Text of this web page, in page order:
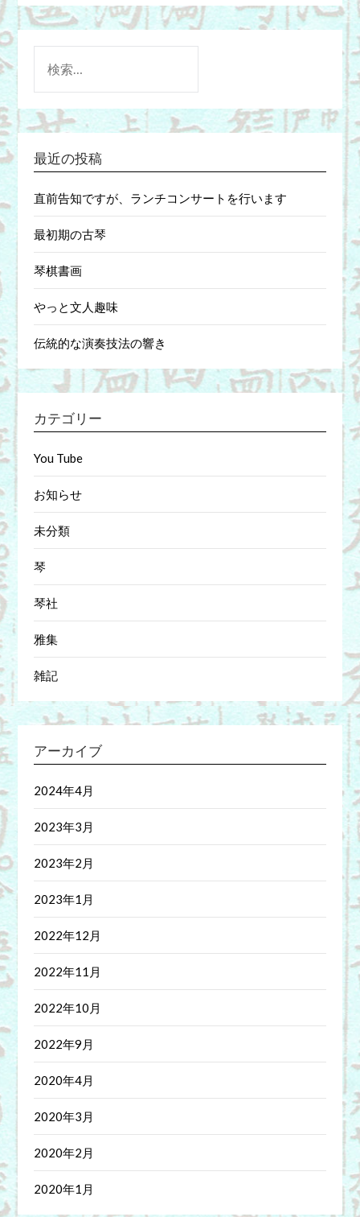
索:
最近の投稿
直前告知ですが、ランチコンサートを行います
最初期の古琴
琴棋書画
やっと文人趣味
伝統的な演奏技法の響き
カテゴリー
You Tube
お知らせ
未分類
琴
琴社
雅集
雑記
アーカイブ
2024年4月
2023年3月
2023年2月
2023年1月
2022年12月
2022年11月
2022年10月
2022年9月
2020年4月
2020年3月
2020年2月
2020年1月